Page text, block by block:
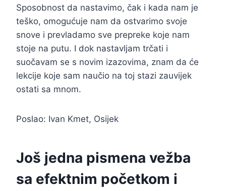
Sposobnost da nastavimo, čak i kada nam je
teško, omogućuje nam da ostvarimo svoje
snove i prevladamo sve prepreke koje nam
stoje na putu. I dok nastavljam trčati i
suočavam se s novim izazovima, znam da će
lekcije koje sam naučio na toj stazi zauvijek
ostati sa mnom.
Poslao: Ivan Kmet, Osijek
Još jedna pismena vežba
sa efektnim početkom i